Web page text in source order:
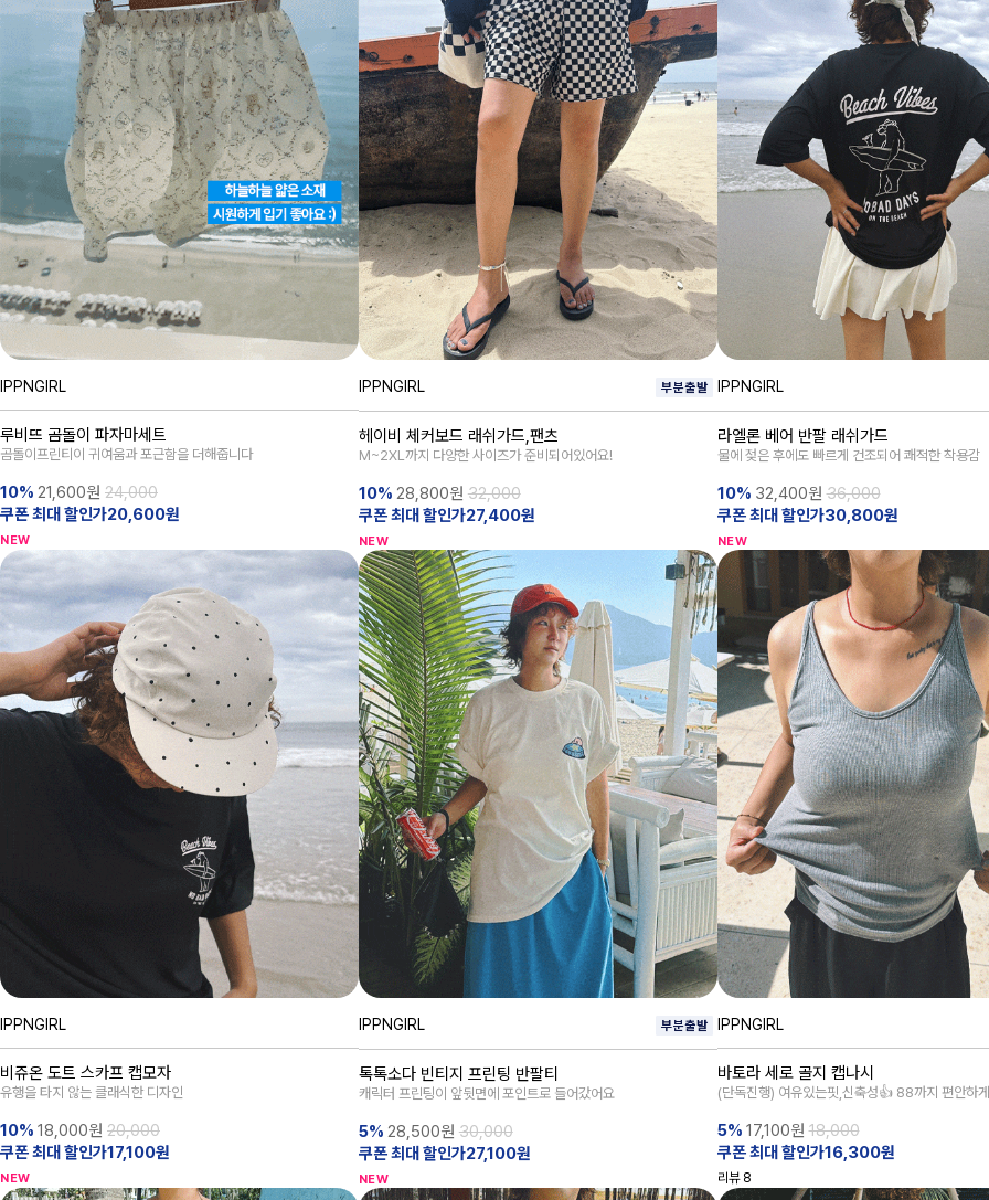
IPPNGIRL
루비뜨 곰돌이 파자마세트
곰돌이프린티이 귀여움과 포근함을 더해줍니다
10% 21,600원 24,000
쿠폰 최대 할인가20,600원
NEW
IPPNGIRL
헤이비 체커보드 래쉬가드,팬츠
M~2XL까지 다양한 사이즈가 준비되어있어요!
10% 28,800원 32,000
쿠폰 최대 할인가27,400원
NEW
IPPNGIRL
라엘론 베어 반팔 래쉬가드
물에 젖은 후에도 빠르게 건조되어 쾌적한 착용감
10% 32,400원 36,000
쿠폰 최대 할인가30,800원
NEW
IPPNGIRL
비쥬온 도트 스카프 캡모자
유행을 타지 않는 클래식한 디자인
10% 18,000원 20,000
쿠폰 최대 할인가17,100원
NEW
IPPNGIRL
톡톡소다 빈티지 프린팅 반팔티
캐릭터 프린팅이 앞뒷면에 포인트로 들어갔어요
5% 28,500원 30,000
쿠폰 최대 할인가27,100원
NEW
IPPNGIRL
바토라 세로 골지 캡나시
(단독진행) 여유있는핏,신축성👍 88까지 편안하게
5% 17,100원 18,000
쿠폰 최대 할인가16,300원
리뷰 8